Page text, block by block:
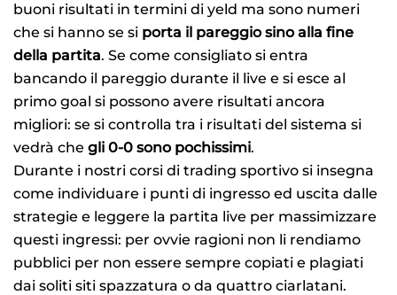
buoni risultati in termini di yeld ma sono numeri
che si hanno se si porta il pareggio sino alla fine
della partita. Se come consigliato si entra
bancando il pareggio durante il live e si esce al
primo goal si possono avere risultati ancora
migliori: se si controlla tra i risultati del sistema si
vedrà che gli 0-0 sono pochissimi.
Durante i nostri corsi di trading sportivo si insegna
come individuare i punti di ingresso ed uscita dalle
strategie e leggere la partita live per massimizzare
questi ingressi: per ovvie ragioni non li rendiamo
pubblici per non essere sempre copiati e plagiati
dai soliti siti spazzatura o da quattro ciarlatani.